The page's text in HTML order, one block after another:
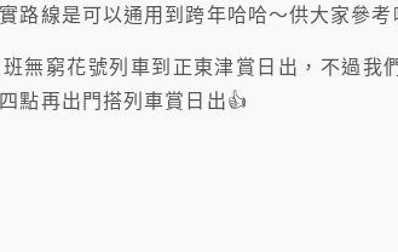
路線是可以通用到跨年哈哈～供大家參考
無窮花號列車到正東津賞日出，不過我
點再出門搭列車賞日出👍